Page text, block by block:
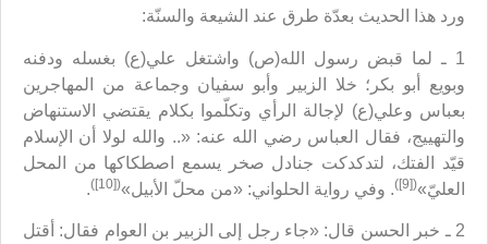
ورد هذا الحديث بعدّة طرق عند الشيعة والسنّة:
1 ـ لما قبض رسول الله(ص) واشتغل علي(ع) بغسله ودفنه
وبويع أبو بكر؛ خلا الزبير وأبو سفيان وجماعة من المهاجرين
بعباس وعلي(ع) لإجالة الرأي وتكلّموا بكلام يقتضي الاستنهاض
والتهييج، فقال العباس رضي الله عنه: «.. والله لولا أن الإسلام
قيّد الفتك، لتدكدكت جنادل صخر يسمع اصطكاكها من المحل
العليّ»([9]) . وفي رواية الحلواني: «من محلّ الأبيل»([10])
.
2 ـ خبر الحسن قال: «جاء رجل إلى الزبير بن العوام فقال: أقتل